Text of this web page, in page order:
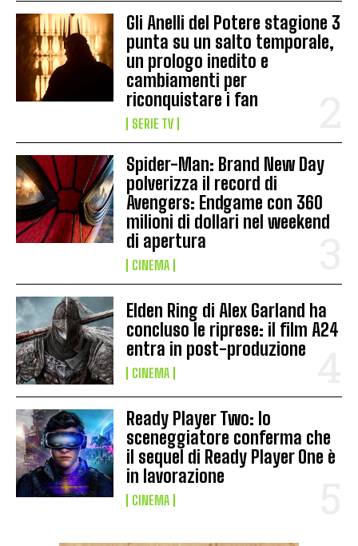
Gli Anelli del Potere stagione 3
punta su un salto temporale,
un prologo inedito e
cambiamenti per
riconquistare i fan
SERIE TV
Spider-Man: Brand New Day
polverizza il record di
Avengers: Endgame con 360
milioni di dollari nel weekend
di apertura
CINEMA
Elden Ring di Alex Garland ha
concluso le riprese: il film A24
entra in post-produzione
CINEMA
Ready Player Two: lo
sceneggiatore conferma che
il sequel di Ready Player One è
in lavorazione
CINEMA